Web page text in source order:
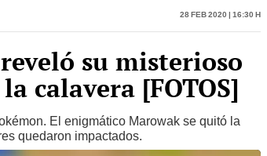
28 Feb 2020 | 16:30 h
su misterioso
calavera [FOTOS]
El enigmático Marowak se quitó la
quedaron impactados.